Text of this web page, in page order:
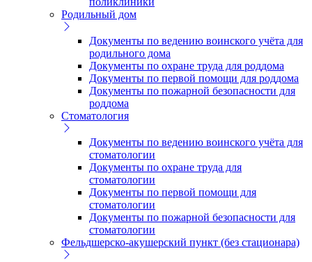
Родильный дом
Документы по ведению воинского учёта для
родильного дома
Документы по охране труда для роддома
Документы по первой помощи для роддома
Документы по пожарной безопасности для
роддома
Стоматология
Документы по ведению воинского учёта для
стоматологии
Документы по охране труда для
стоматологии
Документы по первой помощи для
стоматологии
Документы по пожарной безопасности для
стоматологии
Фельдшерско-акушерский пункт (без стационара)